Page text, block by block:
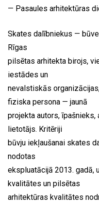
— Pasaules arhitektūras
Skates dalībniekus —
Rīgas
pilsētas arhitekta birojs,
iestādes un
nevalstiskās
fiziska persona — jaunā
projekta autors,
lietotājs. Kritēriji
būvju iekļaušanai skates
nodotas
ekspluatācijā 2013. gadā,
kvalitātes un pilsētas
arhitektūras kvalitātes